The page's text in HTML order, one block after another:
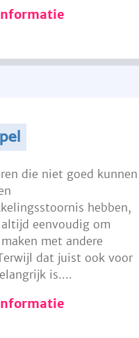
die niet goed kunnen
hebben,
eenvoudig om
met andere
dat juist ook voor
is....